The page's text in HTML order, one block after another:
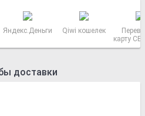
Яндекс.Деньги Qiwi кошелек
карту
доставки